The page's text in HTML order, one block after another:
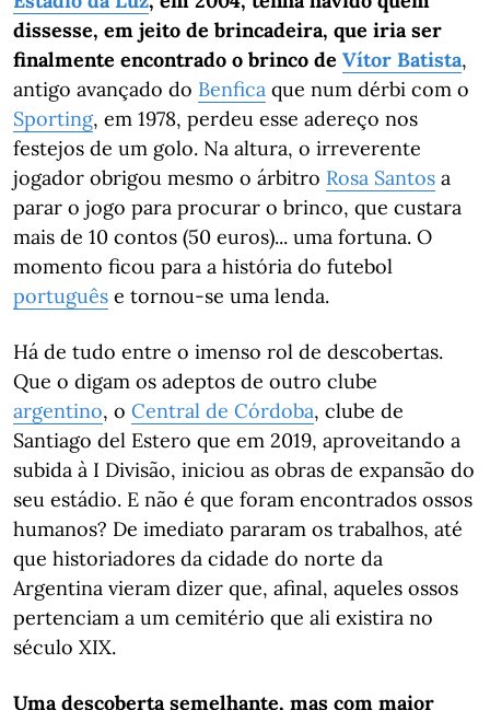
dissesse, em jeito de brincadeira, que iria ser
finalmente encontrado o brinco de Vítor Batista,
antigo avançado do Benfica que num dérbi com o
Sporting, em 1978, perdeu esse adereço nos
festejos de um golo. Na altura, o irreverente
jogador obrigou mesmo o árbitro Rosa Santos a
parar o jogo para procurar o brinco, que custara
mais de 10 contos (50 euros)... uma fortuna. O
momento ficou para a história do futebol
português e tornou-se uma lenda.
Há de tudo entre o imenso rol de descobertas.
Que o digam os adeptos de outro clube
argentino, o Central de Córdoba, clube de
Santiago del Estero que em 2019, aproveitando a
subida à I Divisão, iniciou as obras de expansão do
seu estádio. E não é que foram encontrados ossos
humanos? De imediato pararam os trabalhos, até
que historiadores da cidade do norte da
Argentina vieram dizer que, afinal, aqueles ossos
pertenciam a um cemitério que ali existira no
século XIX.
Uma descoberta semelhante, mas com maior